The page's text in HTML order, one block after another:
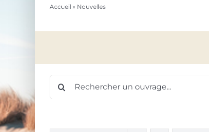
Accueil » Nouvelles